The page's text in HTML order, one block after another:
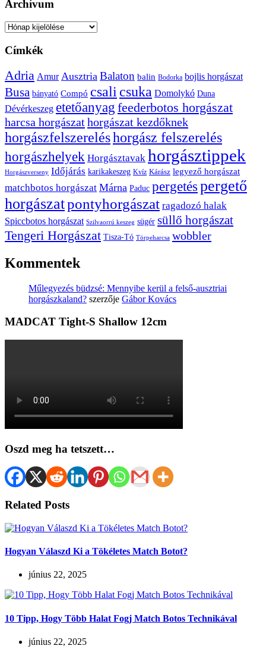
Archívum
Archívum
Címkék
Adria Amur Ausztria Balaton balin Bodorka bojlis horgászat
Busa bányató Compó csali csuka Domolykó Duna
Dévérkeszeg etetőanyag feederbotos horgászat
harcsa horgászathorgászat kezdőknek
horgászfelszereléshorgász felszerelés
horgászhelyek Horgásztavak horgásztippek
Horgászverseny Időjárás karikakeszeg Kvíz Kárász legyező horgászat
matchbotos horgászat Márna Paduc pergetéspergető
horgászatpontyhorgászat ragadozó halak
Spiccbotos horgászat Szilvaorrú keszeg sügér süllő horgászat
Tengeri Horgászat Tisza-Tó Törpeharcsa wobbler
Kommentek
Műlegyezés büdzsé: Mennyibe kerül a felső-ausztriai
horgászkaland? szerzője Gábor Kovács
MADCAT Tight-S Shallow 12cm
Oszd meg ha tetszett…
Related Posts
Hogyan Válaszd Ki a Tökéletes Match Botot?
június 22, 2025
10 Tipp, Hogy Több Halat Fogj Match Botos Technikával
június 22, 2025